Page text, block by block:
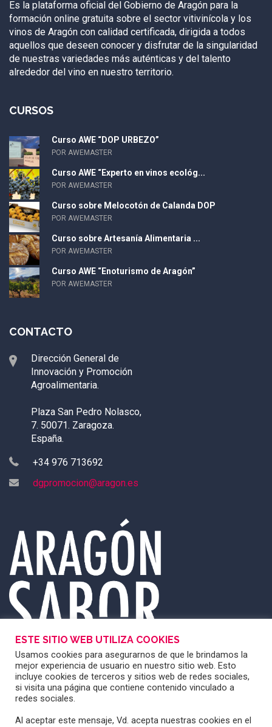
Es la plataforma oficial del Gobierno de Aragón para la
formación online gratuita sobre el sector vitivinícola y los
vinos de Aragón con calidad certificada, dirigida a todos
aquellos que deseen conocer y disfrutar de la singularidad
de nuestras variedades más auténticas y del talento
alrededor del vino en nuestro territorio.
CURSOS
Curso AWE “DOP URBEZO”
POR AWEMASTER
Curso AWE “Experto en vinos ecológ...
POR AWEMASTER
Curso sobre Melocotón de Calanda DOP
POR AWEMASTER
Curso sobre Artesanía Alimentaria ...
POR AWEMASTER
Curso AWE “Enoturismo de Aragón”
POR AWEMASTER
CONTACTO
Dirección General de
Innovación y Promoción
Agroalimentaria.
Plaza San Pedro Nolasco,
7. 50071. Zaragoza.
España.
+34 976 713692
dgpromocion@aragon.es
ESTE SITIO WEB UTILIZA COOKIES
Usamos cookies para asegurarnos de que le brindamos la
mejor experiencia de usuario en nuestro sitio web. Esto
incluye cookies de terceros y sitios web de redes sociales,
si visita una página que contiene contenido vinculado a
redes sociales.
Al aceptar este mensaje, Vd. acepta nuestras cookies en el